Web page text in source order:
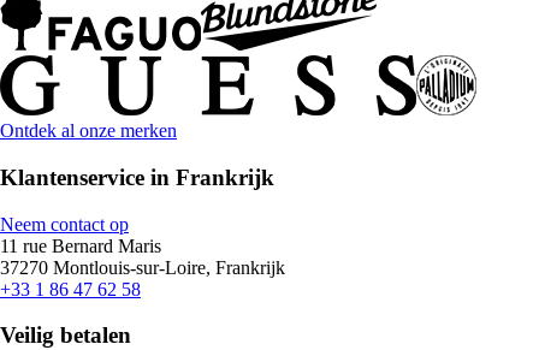
Ontdek al onze merken
Klantenservice in Frankrijk
Neem contact op
11 rue Bernard Maris
37270 Montlouis-sur-Loire, Frankrijk
+33 1 86 47 62 58
Veilig betalen